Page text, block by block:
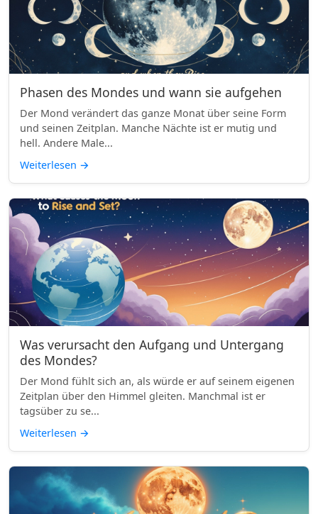
Phasen des Mondes und wann sie aufgehen
Der Mond verändert das ganze Monat über seine Form
und seinen Zeitplan. Manche Nächte ist er mutig und
hell. Andere Male...
Weiterlesen →
Was verursacht den Aufgang und Untergang
des Mondes?
Der Mond fühlt sich an, als würde er auf seinem eigenen
Zeitplan über den Himmel gleiten. Manchmal ist er
tagsüber zu se...
Weiterlesen →